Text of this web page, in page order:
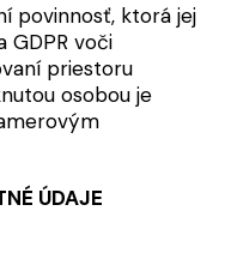
povinnosť, ktorá jej
GDPR voči
priestoru
osobou je
ÚDAJE